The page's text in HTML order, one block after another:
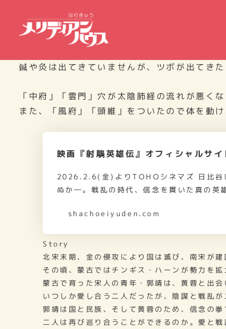
2026年2月12日
著
鍼や灸は出てきていませんが、ツボが出てきた
「中府」「雲門」穴が太陰肺経の流れが悪く
また、「風府」「頭維」をついたので体を動
映画『射鵰英雄伝』オフィシャルサイ
2026.2.6(金)よりTOHOシネマズ 日比谷
ぬか―。戦乱の時代、信念を貫いた真の英
shachoeiyuden.com
Story
北宋末期、金の侵攻により国は滅び、南宋が
その頃、蒙古ではチンギス・ハーンが勢力を拡
蒙古で育った宋人の青年・郭靖は、黄蓉と出
いつしか愛し合う二人だったが、陰謀と戦乱
郭靖は国と民族、そして黄蓉のため、信念の拳
二人は再び巡り合うことができるのか。愛と